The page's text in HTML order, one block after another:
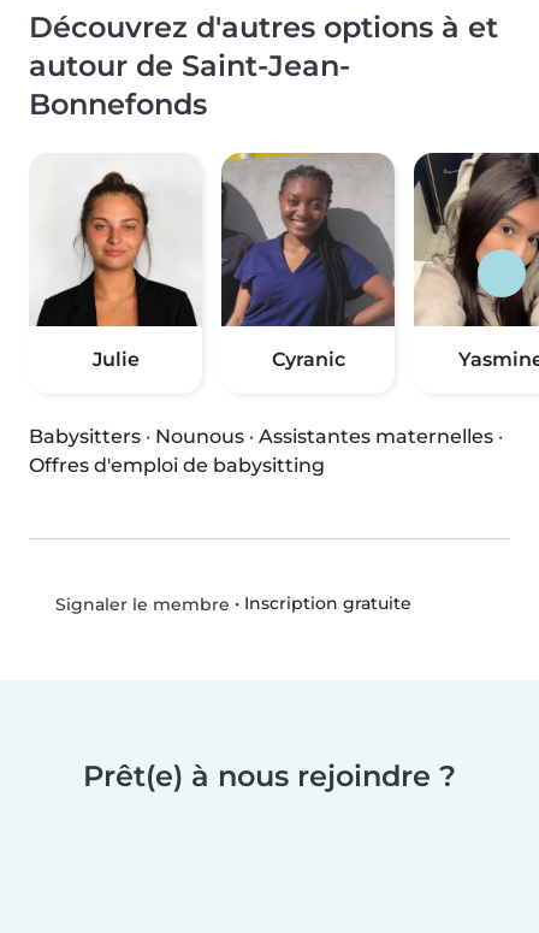
Découvrez d'autres options à et
autour de Saint-Jean-
Bonnefonds
Julie Cyranic
Babysitters · Nounous · Assistantes maternelles ·
Offres d'emploi de babysitting
Signaler le membre • Inscription gratuite
Prêt(e) à nous rejoindre ?